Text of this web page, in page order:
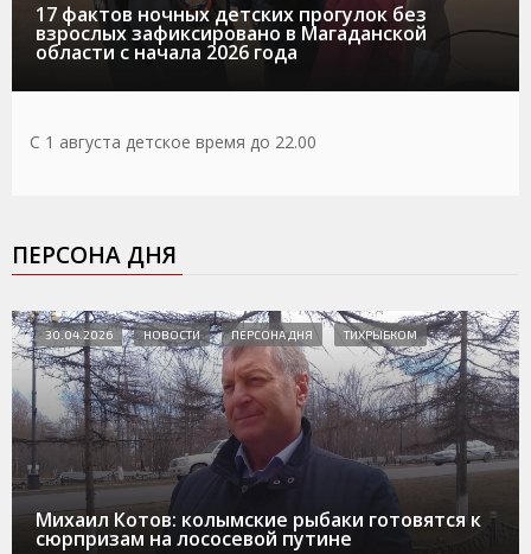
17 фактов ночных детских прогулок без
взрослых зафиксировано в Магаданской
области с начала 2026 года
С 1 августа детское время до 22.00
ПЕРСОНА ДНЯ
Михаил Котов: колымские рыбаки готовятся к
сюрпризам на лососевой путине
30.04.2026 НОВОСТИ ПЕРСОНА ДНЯ ТИХРЫБКОМ